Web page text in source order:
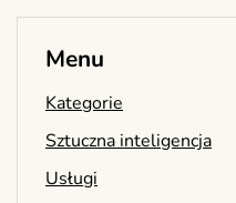
Menu
Kategorie
Sztuczna inteligencja
Usługi